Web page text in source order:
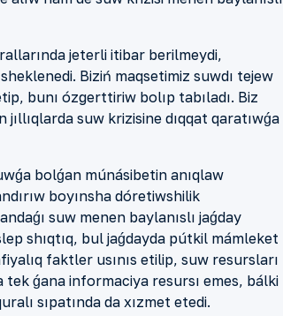
nda jeterli itibar berilmeydi,
Biziń maqsetimiz suwdı tejew
bunı ózgerttiriw bolıp tabıladı. Biz
jıllıqlarda suw krizisine dıqqat qaratıwǵa
bolǵan múnásibetin anıqlaw
boyınsha dóretiwshilik
suw menen baylanıslı jaǵday
shıqtıq, bul jaǵdayda pútkil mámleket
yalıq faktler usınıs etilip, suw resursları
tekǵana informaciya resursı emes, bálki
sıpatında da xızmet etedi.